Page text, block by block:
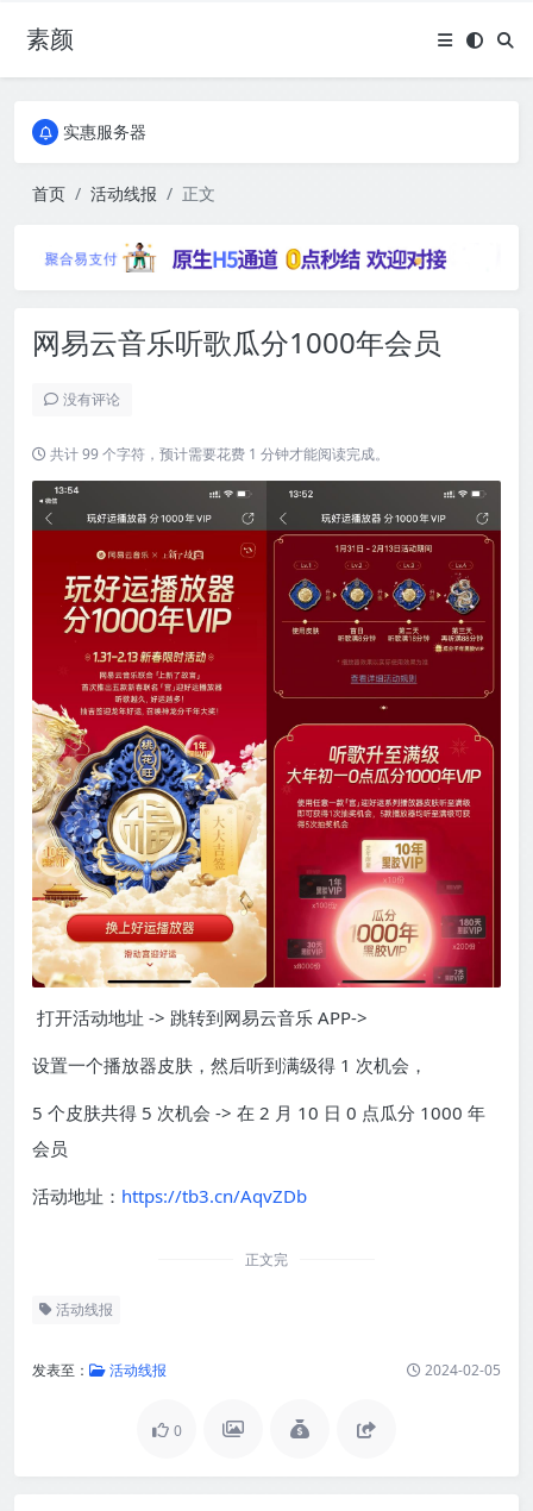
素颜全国免费包邮流量卡
实惠服务器
实惠服务器
首页 活动线报 正文
网易云音乐听歌瓜分1000年会员
没有评论
共计 99 个字符，预计需要花费 1 分钟才能阅读完成。
打开活动地址 -> 跳转到网易云音乐 APP->
设置一个播放器皮肤，然后听到满级得 1 次机会，
5 个皮肤共得 5 次机会 -> 在 2 月 10 日 0 点瓜分 1000 年
会员
活动地址： https://tb3.cn/AqvZDb
正文完
活动线报
发表至： 活动线报 2024-02-05
0